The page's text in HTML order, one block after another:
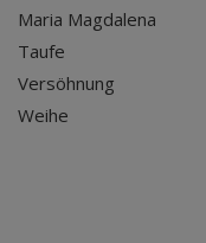
Maria Magdalena
Taufe
Versöhnung
Weihe